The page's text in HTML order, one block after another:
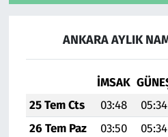
ANKARA AYLIK
İMSAK
25 Tem Cts
03:48 05:34
26 Tem Paz
03:50 05:34